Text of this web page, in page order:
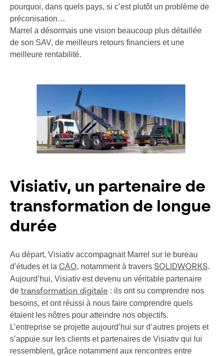
pourquoi, dans quels pays, si c’est plutôt un problème de
préconisation…
Marrel a désormais une vision beaucoup plus détaillée
de son SAV, de meilleurs retours financiers et une
meilleure rentabilité.
Visiativ, un partenaire de
transformation de longue
durée
Au départ, Visiativ accompagnait Marrel sur le bureau
d’études et la CAO, notamment à travers SOLIDWORKS.
Aujourd’hui, Visiativ est devenu un véritable partenaire
de transformation digitale : ils ont su comprendre nos
besoins, et ont réussi à nous faire comprendre quels
étaient les nôtres pour atteindre nos objectifs.
L’entreprise se projette aujourd’hui sur d’autres projets et
s’appuie sur les clients et partenaires de Visiativ qui lui
ressemblent, grâce notamment aux rencontres entre